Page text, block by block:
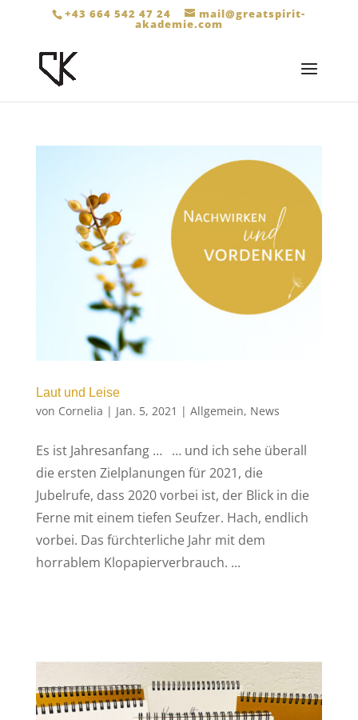
+43 664 542 47 24 mail@greatspirit-
akademie.com
Laut und Leise
von Cornelia | Jan. 5, 2021 | Allgemein, News
Es ist Jahresanfang … … und ich sehe überall
die ersten Zielplanungen für 2021, die
Jubelrufe, dass 2020 vorbei ist, der Blick in die
Ferne mit einem tiefen Seufzer. Hach, endlich
vorbei. Das fürchterliche Jahr mit dem
horrablem Klopapierverbrauch. ...